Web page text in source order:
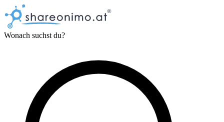
Wonach suchst du?